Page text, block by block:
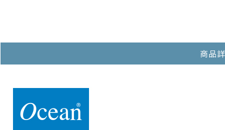
商品